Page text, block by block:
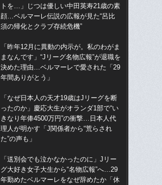
トを…」じつは優しい中田英寿21歳の素
顔…ベルマーレ伝説の広報が見た“呂比
須の帰化とクラブ存続危機”
「昨年12月に異動の内示が。私のわがま
まなんです」“Jリーグ名物広報”が退職を
決めた理由…ベルマーレで愛された「29
年間ありがとう」
「なぜ日本人の天才19歳はJリーグを断
ったのか」慶応大生がオランダ1部で“い
きなり年俸4500万円”の衝撃…日本人代
理人が明かす「J関係者から“荒らされ
た”の声も」
「送別会でも泣かなかったのに」Jリー
グ大好き女子大生から“名物広報”へ…29
年勤めたベルマーレをなぜ辞めたか「休